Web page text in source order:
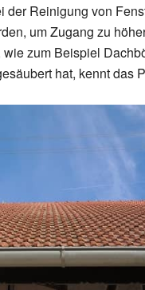
der Reinigung von
um Zugang zu
zum Beispiel
hat, kennt das